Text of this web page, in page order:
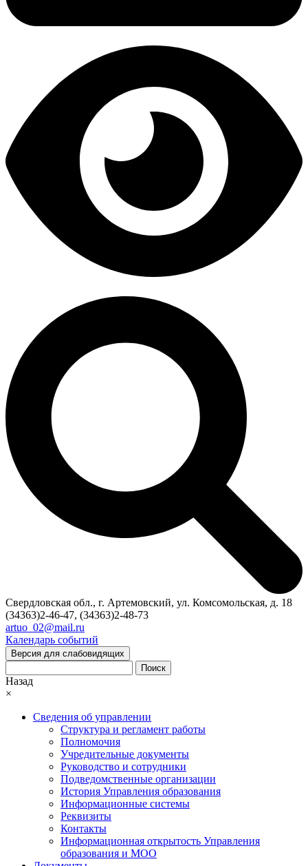
Свердловская обл., г. Артемовский, ул. Комсомольская, д. 18
(34363)2-46-47, (34363)2-48-73
artuo_02@mail.ru
Календарь событий
Версия для слабовидящих
Поиск
Назад
×
Сведения об управлении
Структура и регламент работы
Полномочия
Учредительные документы
Руководство и сотрудники
Подведомственные организации
История Управления образования
Информационные системы
Реквизиты
Контакты
Информационная открытость Управления
образования и МОО